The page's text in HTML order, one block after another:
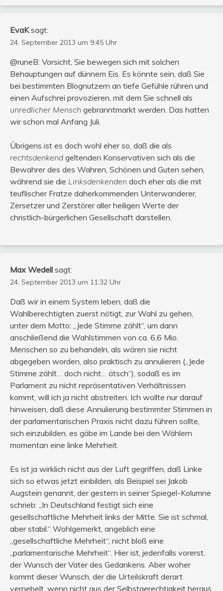
EvaK sagt:
24. September 2013 um 9:45 Uhr
@runeB: Vorsicht, Sie bewegen sich mit solchen
Behauptungen auf dünnem Eis. Es könnte sein, daß Sie
bei bestimmten Blognutzern an tiefe Gefühle rühren und
einen Aufschrei provozieren, mit dem Sie schnell als
unredlicher Mensch gebranntmarkt werden. Das hatten
wir schon mal Anfang Juli.
Übrigens ist es doch wohl eher so, daß die als
rechtsdenkend geltenden Konservativen sich als die
Bewahrer des des Wahren, Schönen und Guten sehen,
während sie die Linksdenkenden doch eher als die mit
teuflischer Fratze daherkommenden Unterwanderer,
Zersetzer und Zerstörer aller heiligen Werte der
christlich-bürgerlichen Gesellschaft darstellen.
Max Wedell sagt:
24. September 2013 um 11:32 Uhr
Daß wir in einem System leben, daß die
Wahlberechtigten zuerst nötigt, zur Wahl zu gehen,
unter dem Motto: „Jede Stimme zählt“, um dann
anschließend die Wahlstimmen von ca. 6,6 Mio.
Menschen so zu behandeln, als wären sie nicht
abgegeben worden, also praktisch zu annulieren („Jede
Stimme zählt… doch nicht… ätsch“), sodaß es im
Parlament zu nicht repräsentativen Verhältnissen
kommt, will ich ja nicht abstreiten. Ich wollte nur darauf
hinweisen, daß diese Annulierung bestimmter Stimmen in
der parlamentarischen Praxis nicht dazu führen sollte,
sich einzubilden, es gäbe im Lande bei den Wählern
momentan eine linke Mehrheit.
Es ist ja wirklich nicht aus der Luft gegriffen, daß Linke
sich so etwas jetzt einbilden, als Beispiel sei Jakob
Augstein genannt, der gestern in seiner Spiegel-Kolumne
schrieb: „In Deutschland festigt sich eine
gesellschaftliche Mehrheit links der Mitte. Sie ist schmal,
aber stabil.“ Wohlgemerkt, angeblich eine
„gesellschaftliche Mehrheit“, nicht bloß eine
„parlamentarische Mehrheit“. Hier ist, jedenfalls vorerst,
der Wunsch der Vater des Gedankens. Aber woher
kommt dieser Wunsch, der die Urteilskraft derart
vernebelt, wenn nicht aus der Selbstgerechtigkeit heraus,